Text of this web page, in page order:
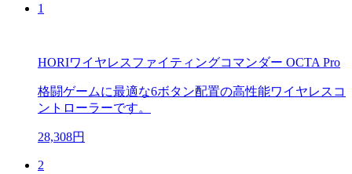
1
HORIワイヤレスファイティングコマンダー OCTA Pro
格闘ゲームに最適な6ボタン配置の高性能ワイヤレスコ
ントローラーです。
28,308円
2